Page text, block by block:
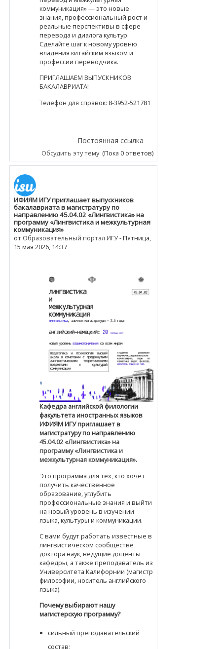
коммуникация» — это новые
знания, профессиональный рост и
реальные перспективы в сфере
перевода и диалога культур.
Сделайте шаг к новому уровню
владения китайским языком и
профессии переводчика.
ПРИГЛАШАЕМ ВЫПУСКНИКОВ
БАКАЛАВРИАТА!
Телефон для справок: 8-3952-521781
Постоянная ссылка
Обсудить эту тему (Пока 0 ответов)
ИФИЯМ ИГУ приглашает выпускников
бакалавриата в магистратуру по
направлению 45.04.02 «Лингвистика» на
программу «Лингвистика и межкультурная
коммуникация»
от Образовательный портал ИГУ-Пятница,
15 мая 2026, 14:37
Кафедра английской филологии
факультета иностранных языков
ИФИЯМ ИГУ приглашает в
магистратуру по направлению
45.04.02 «Лингвистика» на
программу «Лингвистика и
межкультурная коммуникация».
Это программа для тех, кто хочет
получить качественное
образование, углубить
профессиональные знания и выйти
на новый уровень в изучении
языка, культуры и коммуникации.
С вами будут работать известные в
лингвистическом сообществе
доктора наук, ведущие доценты
кафедры, а также преподаватель из
Университета Калифорнии (магистр
философии, носитель английского
языка).
Почему выбирают нашу
магистерскую программу?
сильный преподавательский
состав;